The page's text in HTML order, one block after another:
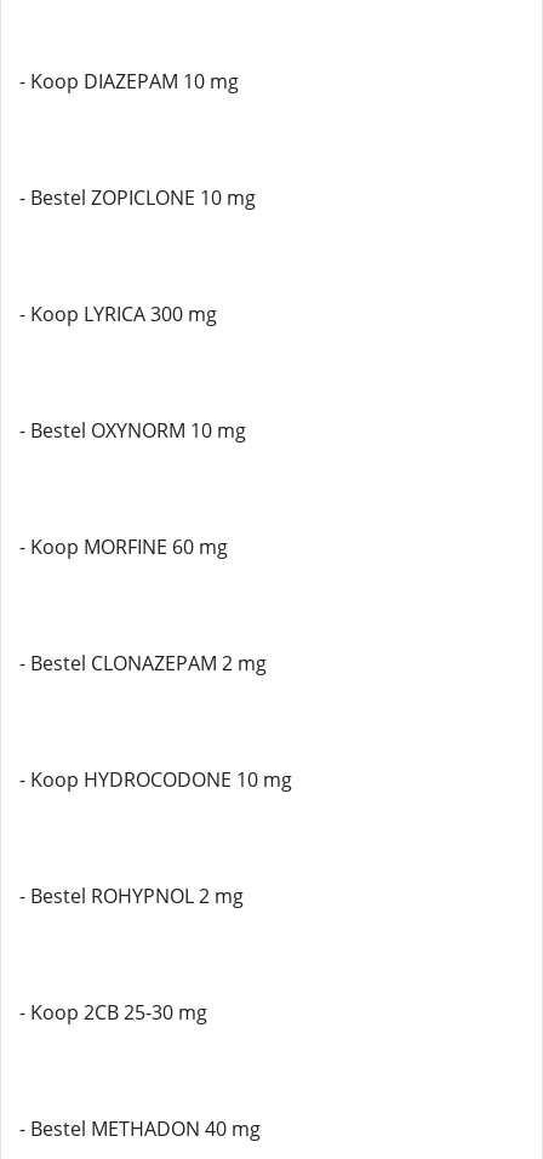
- Koop DIAZEPAM 10 mg
- Bestel ZOPICLONE 10 mg
- Koop LYRICA 300 mg
- Bestel OXYNORM 10 mg
- Koop MORFINE 60 mg
- Bestel CLONAZEPAM 2 mg
- Koop HYDROCODONE 10 mg
- Bestel ROHYPNOL 2 mg
- Koop 2CB 25-30 mg
- Bestel METHADON 40 mg